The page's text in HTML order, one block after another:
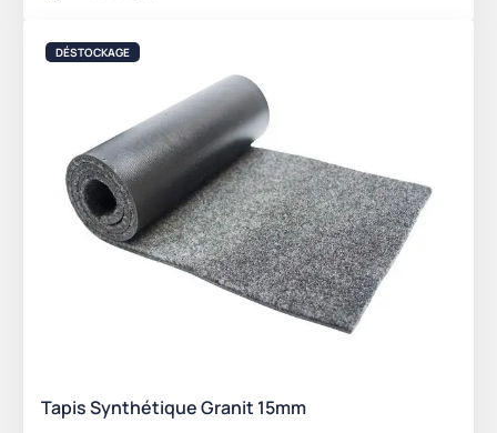
DÉSTOCKAGE
Tapis Synthétique Granit 15mm